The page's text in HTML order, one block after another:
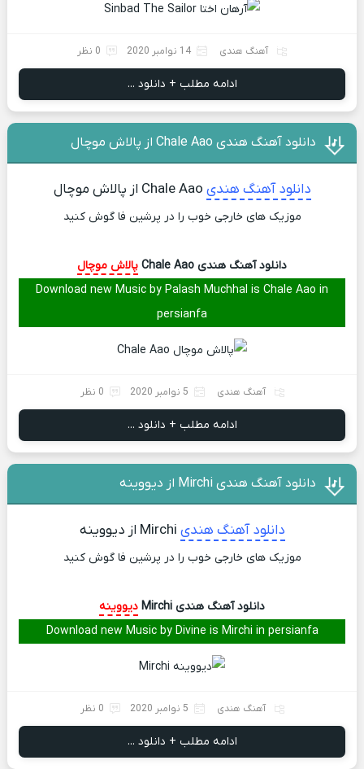
آهنگ هندی 14 نوامبر 2020 0 نظر
ادامه مطلب + دانلود ...
دانلود آهنگ هندی Chale Aao از پالاش موچال
دانلود آهنگ هندی
موزیک های خارجی خوب را در پرشین فا گوش کنید
دانلود آهنگ هندی Chale Aao
پالاش موچال
Download new Music by Palash Muchhal is Chale Aao in
persianfa
آهنگ هندی 5 نوامبر 2020 0 نظر
ادامه مطلب + دانلود ...
دانلود آهنگ هندی Mirchi از دیووینه
دانلود آهنگ هندی
موزیک های خارجی خوب را در پرشین فا گوش کنید
دانلود آهنگ هندی Mirchi
دیووینه
Download new Music by Divine is Mirchi in persianfa
آهنگ هندی 5 نوامبر 2020 0 نظر
ادامه مطلب + دانلود ...